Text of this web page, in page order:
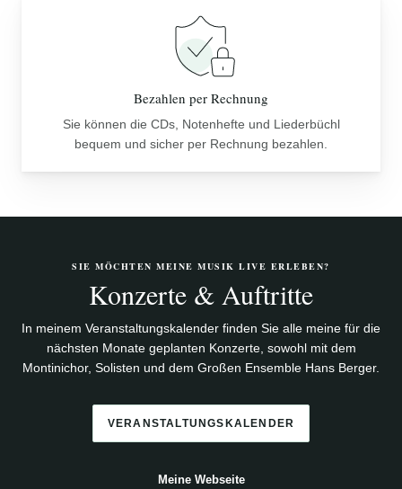
Bezahlen per Rechnung
Sie können die CDs, Notenhefte und Liederbüchl
bequem und sicher per Rechnung bezahlen.
SIE MÖCHTEN MEINE MUSIK LIVE ERLEBEN?
Konzerte & Auftritte
In meinem Veranstaltungskalender finden Sie alle meine für die
nächsten Monate geplanten Konzerte, sowohl mit dem
Montinichor, Solisten und dem Großen Ensemble Hans Berger.
VERANSTALTUNGSKALENDER
Meine Webseite